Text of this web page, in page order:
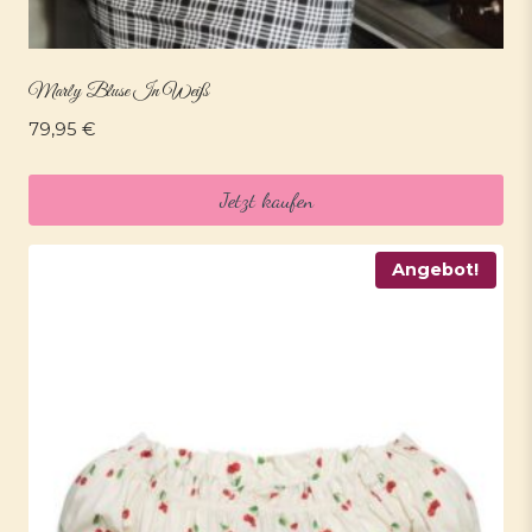
Marly Bluse In Weiß
79,95 €
Jetzt kaufen
Angebot!